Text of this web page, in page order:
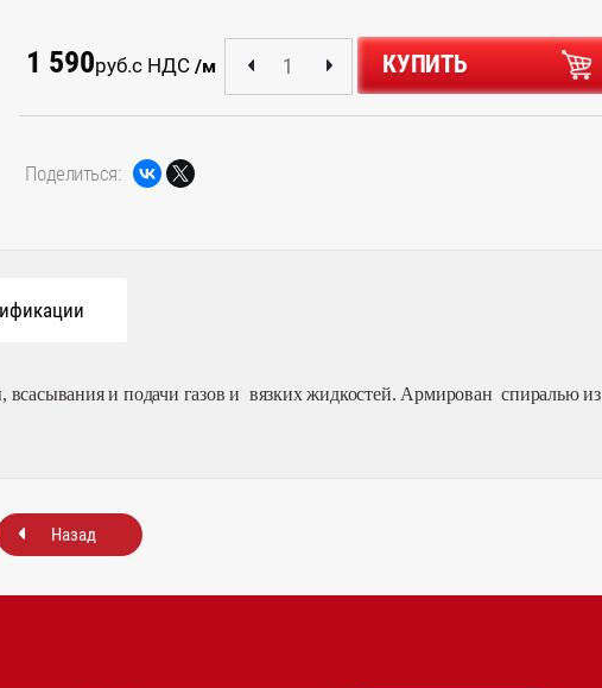
1 590руб.с НДС /м КУПИТЬ
Поделиться:
всасывания и подачи газов и вязких жидкостей. Армирован спиралью из
Назад